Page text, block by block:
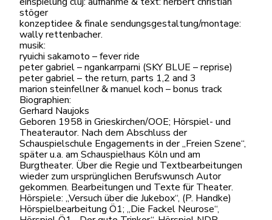
stöger
konzeptidee & finale sendungsgestaltung/montage:
wally rettenbacher.
musik:
ryuichi sakamoto – fever ride
peter gabriel – ngankarrparni (SKY BLUE – reprise)
peter gabriel – the return, parts 1,2 and 3
marion steinfellner & manuel koch – bonus track
Biographien:
Gerhard Naujoks
Geboren 1958 in Grieskirchen/OOE; Hörspiel- und
Theaterautor. Nach dem Abschluss der
Schauspielschule Engagements in der „Freien Szene“,
später u.a. am Schauspielhaus Köln und am
Burgtheater. Über die Regie und Textbearbeitungen
wieder zum ursprünglichen Berufswunsch Autor
gekommen. Bearbeitungen und Texte für Theater.
Hörspiele: „Versuch über die Jukebox“, (P. Handke)
Hörspielbearbeitung Ö1; „Die Fackel Neurose“,